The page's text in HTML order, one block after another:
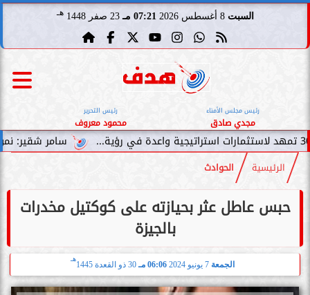
السبت 8 أغسطس 2026 07:21 مـ 23 صفر 1448 هـ
رئيس مجلس الأمناء
مجدي صادق
رئيس التحرير
محمود معروف
سامر شقير: نمو صناديق
الرئيسية الحوادث
حبس عاطل عثر بحيازته على كوكتيل مخدرات
بالجيزة
الجمعة 7 يونيو 2024 06:06 مـ 30 ذو القعدة 1445
هـ